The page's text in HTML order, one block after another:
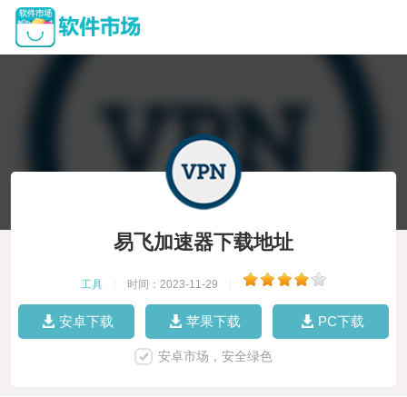
易飞加速器下载地址
工具 时间：2023-11-29
安卓下载 苹果下载 PC下载
安卓市场，安全绿色